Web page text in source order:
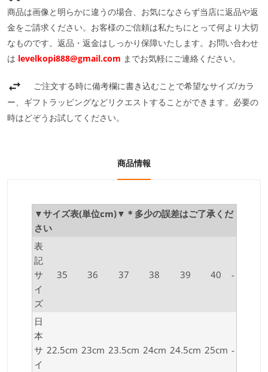
商品は画像と明らかに違うの場合、お気になさらず当店に返品や返
金をご請求ください。お客様のご信頼は私たちにとって何より大切
なものです。返品・返金はしっかり保障いたします。お問い合わせ
は levelkopi888@gmail.com までお気軽にご連絡ください。
ご注文する時に備考欄に書き込むことで希望なサイズ/カラ
ー、ギフトラッピングなどリクエストすることができます。必要の
時はどぞうお試してください。
商品情報
▼サイズ表(単位cm)▼＊多少の誤差はご了承くだ
さい
表
記
サ
イ
ズ
35 36 37 38 39 40 -
日
本
サ
イ
22.5cm 23cm 23.5cm 24cm 24.5cm 25cm -